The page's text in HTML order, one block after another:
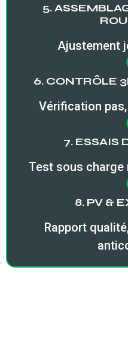
5.
Ajustement
6. CONTRÔLE
Vérification
7. ESSAIS
Test sous charge
8. PV &
Rapport